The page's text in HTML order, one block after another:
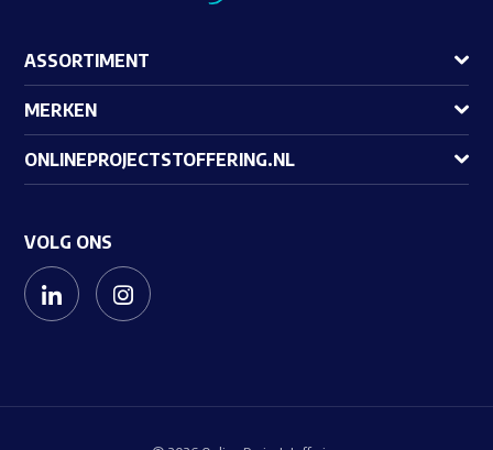
ASSORTIMENT
MERKEN
ONLINEPROJECTSTOFFERING.NL
VOLG ONS